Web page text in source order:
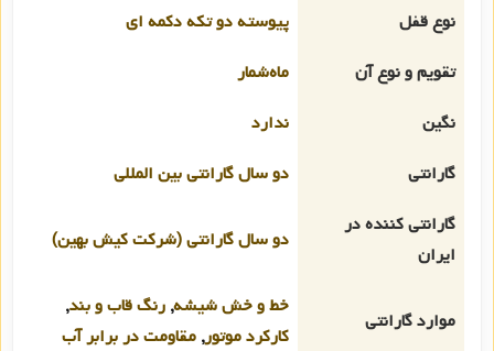
نوع قفل
پیوسته دو تکه دکمه ای
تقویم و نوع آن
ماه‌شمار
نگین
ندارد
گارانتی
دو سال گارانتی بین المللی
گارانتی کننده در
ایران
دو سال گارانتی (شرکت کیش بهین)
موارد گارانتی
خط و خش شیشه, رنگ قاب و بند,
کارکرد موتور, مقاومت در برابر آب